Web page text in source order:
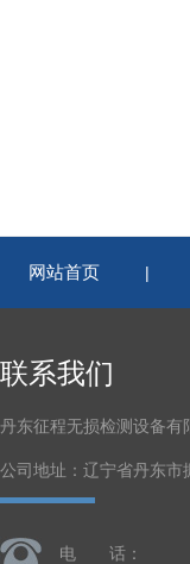
网站首页 |
联系我们
丹东征程无损检测设备有
公司地址：辽宁省丹东
电 话：